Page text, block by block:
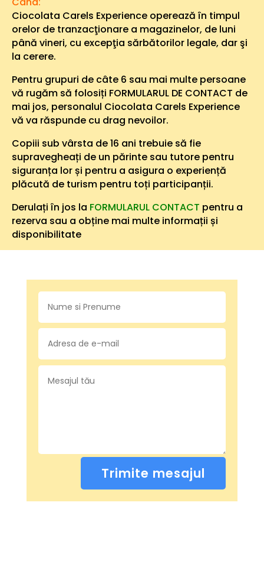
Ciocolata Carels Experience operează în timpul
orelor de tranzacţionare a magazinelor, de luni
până vineri, cu excepţia sărbătorilor legale, dar şi
la cerere.
Pentru grupuri de câte 6 sau mai multe persoane
vă rugăm să folosiți FORMULARUL DE CONTACT de
mai jos, personalul Ciocolata Carels Experience
vă va răspunde cu drag nevoilor.
Copiii sub vârsta de 16 ani trebuie să fie
supravegheați de un părinte sau tutore pentru
siguranța lor și pentru a asigura o experiență
plăcută de turism pentru toți participanții.
Derulați în jos la FORMULARUL CONTACT pentru a
rezerva sau a obține mai multe informații și
disponibilitate
Trimite mesajul